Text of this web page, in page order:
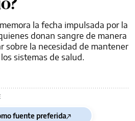
la fecha impulsada por la
donan sangre de manera
sobre la necesidad de mantener
sistemas de salud.
fuente preferida